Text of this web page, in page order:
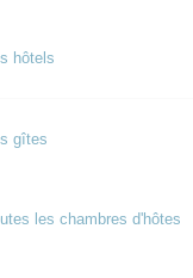
hôtels
gîtes
les chambres d'hôtes